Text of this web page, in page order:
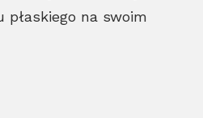
płaskiego na swoim